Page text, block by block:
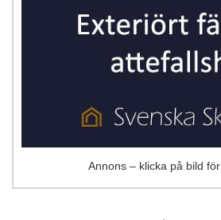
Annons – klicka på bild